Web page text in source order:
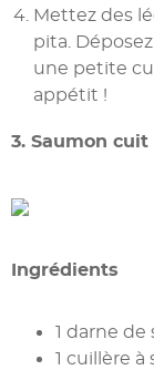
Mettez des
pita.
une petite
appétit !
3. Saumon
Ingrédients
1 darne de
1 cuillère à